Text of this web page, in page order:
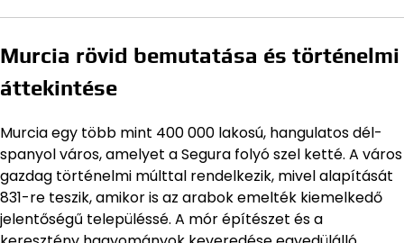
Murcia rövid bemutatása és történelmi
áttekintése
Murcia egy több mint 400 000 lakosú, hangulatos dél-
spanyol város, amelyet a Segura folyó szel ketté. A város
gazdag történelmi múlttal rendelkezik, mivel alapítását
831-re teszik, amikor is az arabok emelték kiemelkedő
jelentőségű településsé. A mór építészet és a